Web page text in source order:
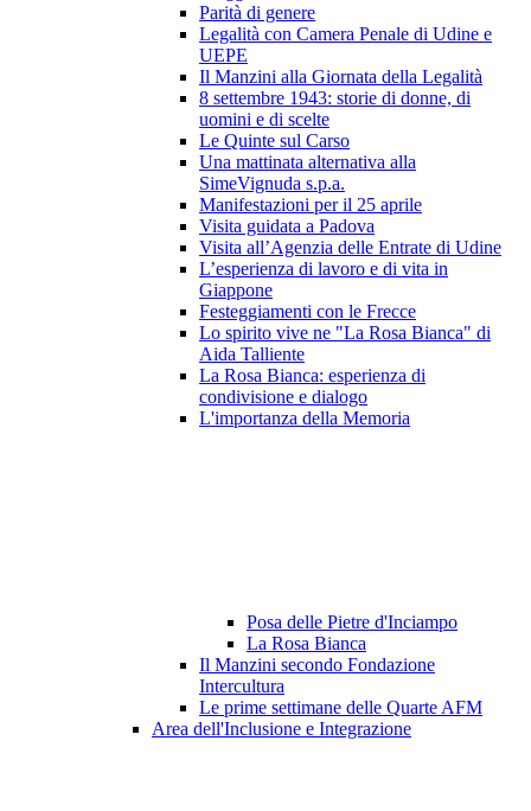
Parità di genere
Legalità con Camera Penale di Udine e
UEPE
Il Manzini alla Giornata della Legalità
8 settembre 1943: storie di donne, di
uomini e di scelte
Le Quinte sul Carso
Una mattinata alternativa alla
SimeVignuda s.p.a.
Manifestazioni per il 25 aprile
Visita guidata a Padova
Visita all’Agenzia delle Entrate di Udine
L’esperienza di lavoro e di vita in
Giappone
Festeggiamenti con le Frecce
Lo spirito vive ne "La Rosa Bianca" di
Aida Talliente
La Rosa Bianca: esperienza di
condivisione e dialogo
L'importanza della Memoria
Posa delle Pietre d'Inciampo
La Rosa Bianca
Il Manzini secondo Fondazione
Intercultura
Le prime settimane delle Quarte AFM
Area dell'Inclusione e Integrazione